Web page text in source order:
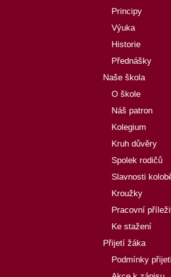
Principy
Výuka
Historie
Přednášky
Naše škola
O škole
Náš patron
Kolegium
Kruh důvěry
Spolek rodičů
Slavnosti
Kroužky
Pracovní
Ke stažení
Přijetí žáka
Podmínky